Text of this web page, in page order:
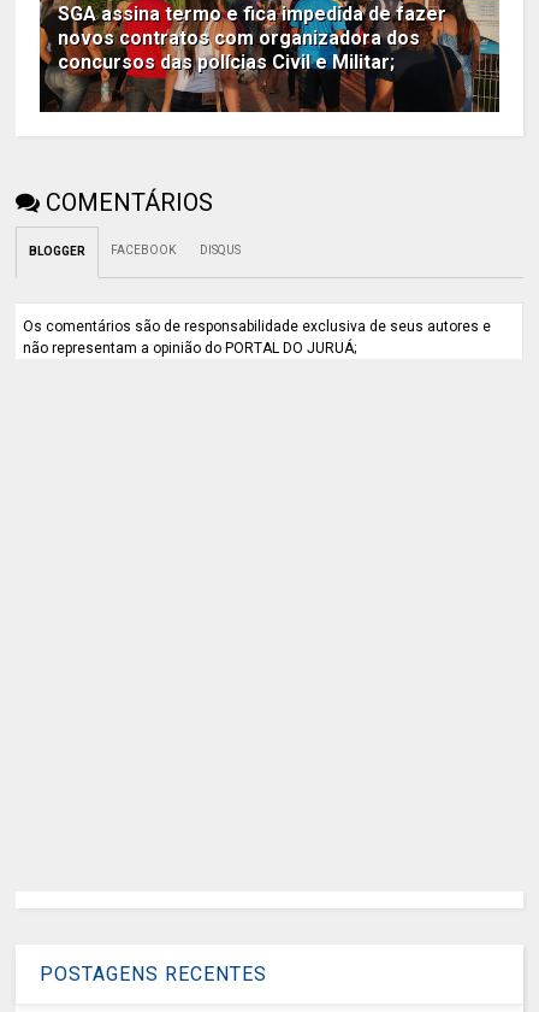
SGA assina termo e fica impedida de fazer
novos contratos com organizadora dos
concursos das polícias Civil e Militar;
COMENTÁRIOS
BLOGGER FACEBOOK DISQUS
Os comentários são de responsabilidade exclusiva de seus autores e
não representam a opinião do PORTAL DO JURUÁ;
POSTAGENS RECENTES